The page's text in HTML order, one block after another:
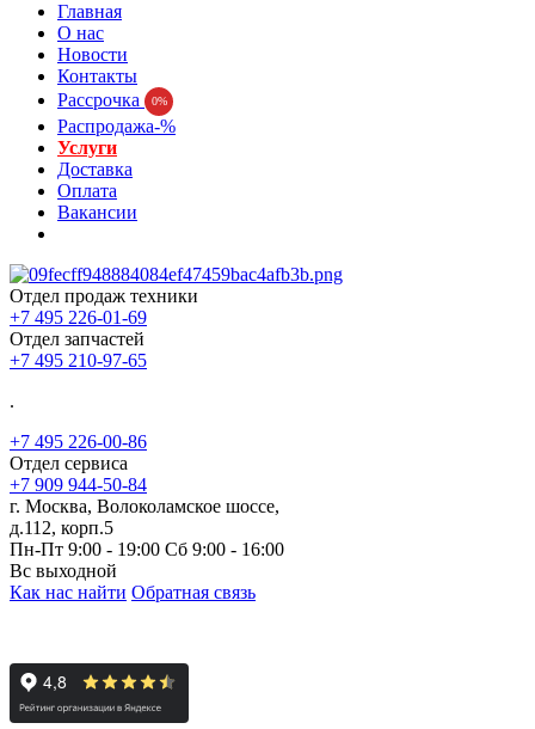
Главная
О нас
Новости
Контакты
Рассрочка
0%
Распродажа-%
Услуги
Доставка
Оплата
Вакансии
Отдел продаж техники
+7 495 226-01-69
Отдел запчастей
+7 495 210-97-65
.
+7 495 226-00-86
Отдел сервиса
+7 909 944-50-84
г. Москва, Волоколамское шоссе,
д.112, корп.5
Пн-Пт 9:00 - 19:00 Сб 9:00 - 16:00
Вс выходной
Как нас найти Обратная связь